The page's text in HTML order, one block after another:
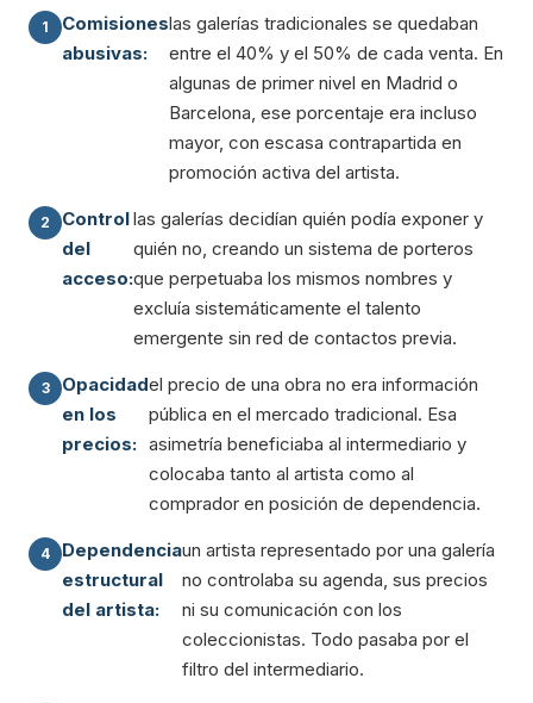
Comisiones
abusivas:
las galerías tradicionales se quedaban
entre el 40% y el 50% de cada venta. En
algunas de primer nivel en Madrid o
Barcelona, ese porcentaje era incluso
mayor, con escasa contrapartida en
promoción activa del artista.
Control
del
acceso:
las galerías decidían quién podía exponer y
quién no, creando un sistema de porteros
que perpetuaba los mismos nombres y
excluía sistemáticamente el talento
emergente sin red de contactos previa.
Opacidad
en los
precios:
el precio de una obra no era información
pública en el mercado tradicional. Esa
asimetría beneficiaba al intermediario y
colocaba tanto al artista como al
comprador en posición de dependencia.
Dependencia
estructural
del artista:
un artista representado por una galería
no controlaba su agenda, sus precios
ni su comunicación con los
coleccionistas. Todo pasaba por el
filtro del intermediario.